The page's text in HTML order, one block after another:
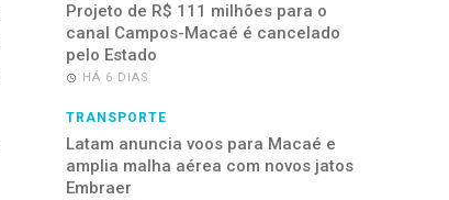
Projeto de R$ 111 milhões para o
canal Campos-Macaé é cancelado
pelo Estado
HÁ 6 DIAS
TRANSPORTE
Latam anuncia voos para Macaé e
amplia malha aérea com novos jatos
Embraer